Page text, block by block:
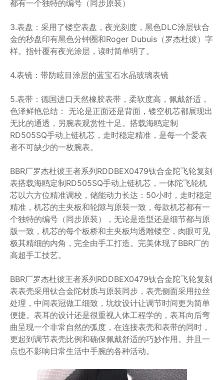
都有一个独特的编号（同步原装）
3.表盘：采用了镂空表盘，夜光刻度，黑色DLC涂层钛合
金的秒盘印有黑色分钟圈和Roger Dubuis（罗杰杜彼）字
样。指针覆有夜光涂层，读时简单明了。
4.表镜：带防眩目涂层的蓝宝石水晶玻璃表镜
5.表带：德国进口天然橡胶表带，柔软度高，佩戴舒适，
色泽鲜艳总结： 无论是正面还是背面，镂空机芯都展现出
无比的通透，另腕表观赏性十足。搭载海鸥定制
RD505SQ手动上链机芯，走时稳定精准，是每一个爱表
者不可缺少的一枚腕表。
BBR厂罗杰杜彼王者系列RDDBEX0479钛合金陀飞轮复刻
表搭载海鸥定制RD505SQ手动上链机芯，一体陀飞轮机
芯以六方位精准调校，储能动力长达：50小时，走时稳定
精准，机芯的主夹板和轮隙与原装一致，每款机芯都有一
个独特的编号（同步原装），无论是造型还是细节都与原
版一致，机芯的每个板桥和主夹板均透雕镂空，肉眼可见
极其精细的内角，完全由手工打造。完美体现了BBR厂的
高超手工技艺。
BBR厂罗杰杜彼王者系列RDDBEX0479钛合金陀飞轮复刻
表表壳采用钛合金陀材质与原装同步，表壳侧面采用拉丝
处理，中间表冠做工细致，坑纹设计让调节时间更为简单
便捷。表耳的设计还是很重视人体工程学的，表耳向后弯
曲呈现一个非常自然的弧度，在连接表壳和表带的同时，
更起到调节表壳比例和确保佩戴舒适的巧妙作用。并且一
点也不影响日常生活中手腕的各种活动。